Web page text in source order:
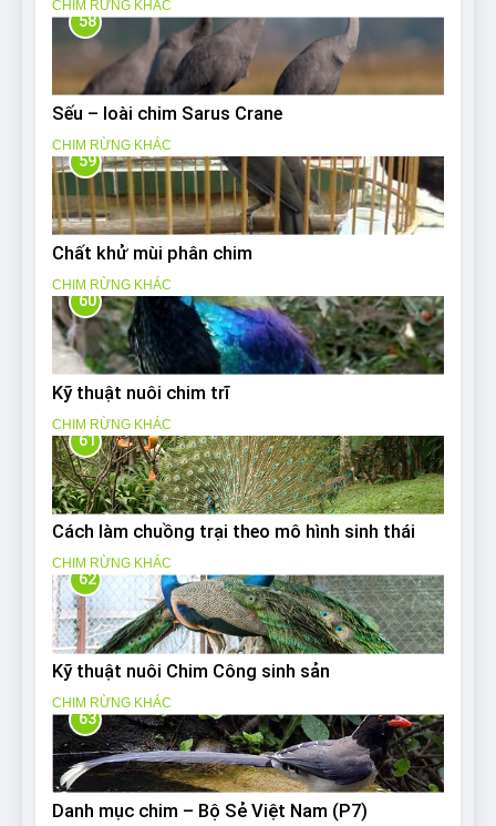
CHIM RỪNG KHÁC
58
Sếu – loài chim Sarus Crane
CHIM RỪNG KHÁC
59
Chất khử mùi phân chim
CHIM RỪNG KHÁC
60
Kỹ thuật nuôi chim trĩ
CHIM RỪNG KHÁC
61
Cách làm chuồng trại theo mô hình sinh thái
CHIM RỪNG KHÁC
62
Kỹ thuật nuôi Chim Công sinh sản
CHIM RỪNG KHÁC
63
Danh mục chim – Bộ Sẻ Việt Nam (P7)